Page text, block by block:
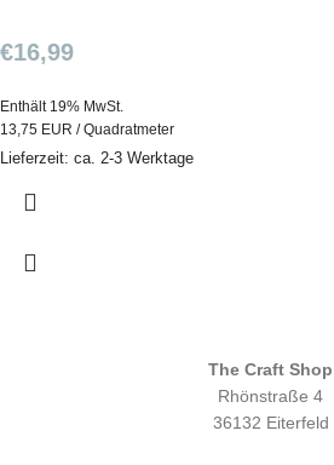
€16,99
Enthält 19% MwSt.
13,75 EUR / Quadratmeter
Lieferzeit: ca. 2-3 Werktage
The Craft Shop
Rhönstraße 4
36132 Eiterfeld